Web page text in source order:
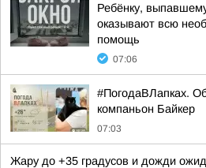
Ребёнку,
оказывают всю
помощь
07:06
#ПогодаВЛапках.
компаньон Байкер
07:03
Жару до +35 градусов и дожди